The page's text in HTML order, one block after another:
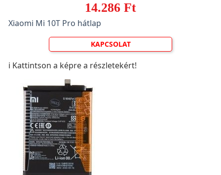
14.286 Ft
Xiaomi Mi 10T Pro hátlap
KAPCSOLAT
ℹ️ Kattintson a képre a részletekért!